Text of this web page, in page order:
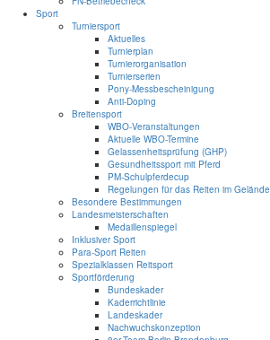
Sport
Turniersport
Aktuelles
Turnierplan
Turnierorganisation
Turnierserien
Pony-Messbescheinigung
Anti-Doping
Breitensport
WBO-Veranstaltungen
Aktuelle WBO-Termine
Gelassenheitsprüfung (GHP)
Gesundheitssport mit Pferd
PM-Schulpferdecup
Regelungen für das Reiten im Gelände
Besondere Bestimmungen
Landesmeisterschaften
Medaillenspiegel
Inklusiver Sport
Para-Sport Reiten
Spezialklassen Reitsport
Sportförderung
Bundeskader
Kaderrichtlinie
Landeskader
Nachwuchskonzeption